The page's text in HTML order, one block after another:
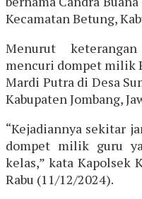
Kecamatan Betung,
Menurut
mencuri dompet milik
Mardi Putra di Desa
Kabupaten Jombang,
“Kejadiannya sekitar
dompet milik guru
kelas,” kata Kapolsek
Rabu (11/12/2024).